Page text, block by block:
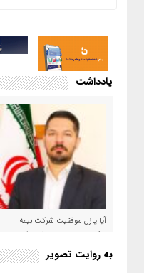
یادداشت
آیا پازل موفقیت شرکت بیمه
حکمت صبا در سال ۱۴۰۵ کامل می
شود؟!
به روایت تصویر